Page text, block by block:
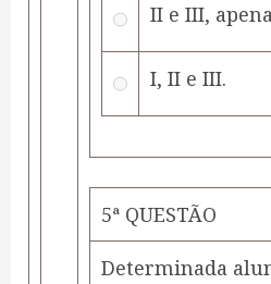
II e III,
I, II e III.
5ª QUESTÃO
Determinada